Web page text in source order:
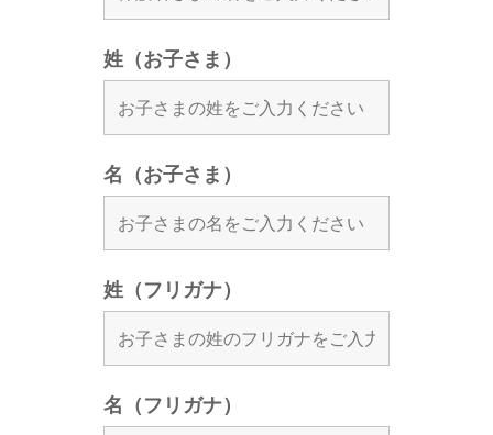
姓（お子さま）
名（お子さま）
姓（フリガナ）
名（フリガナ）